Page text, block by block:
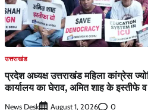
उत्तराखंड
प्रदेश अध्यक्ष उत्तराखंड महिला कांग्रेस
कार्यालय का घेराव, अमित शाह के इस्तीफे
News Desk August 1, 2026 0